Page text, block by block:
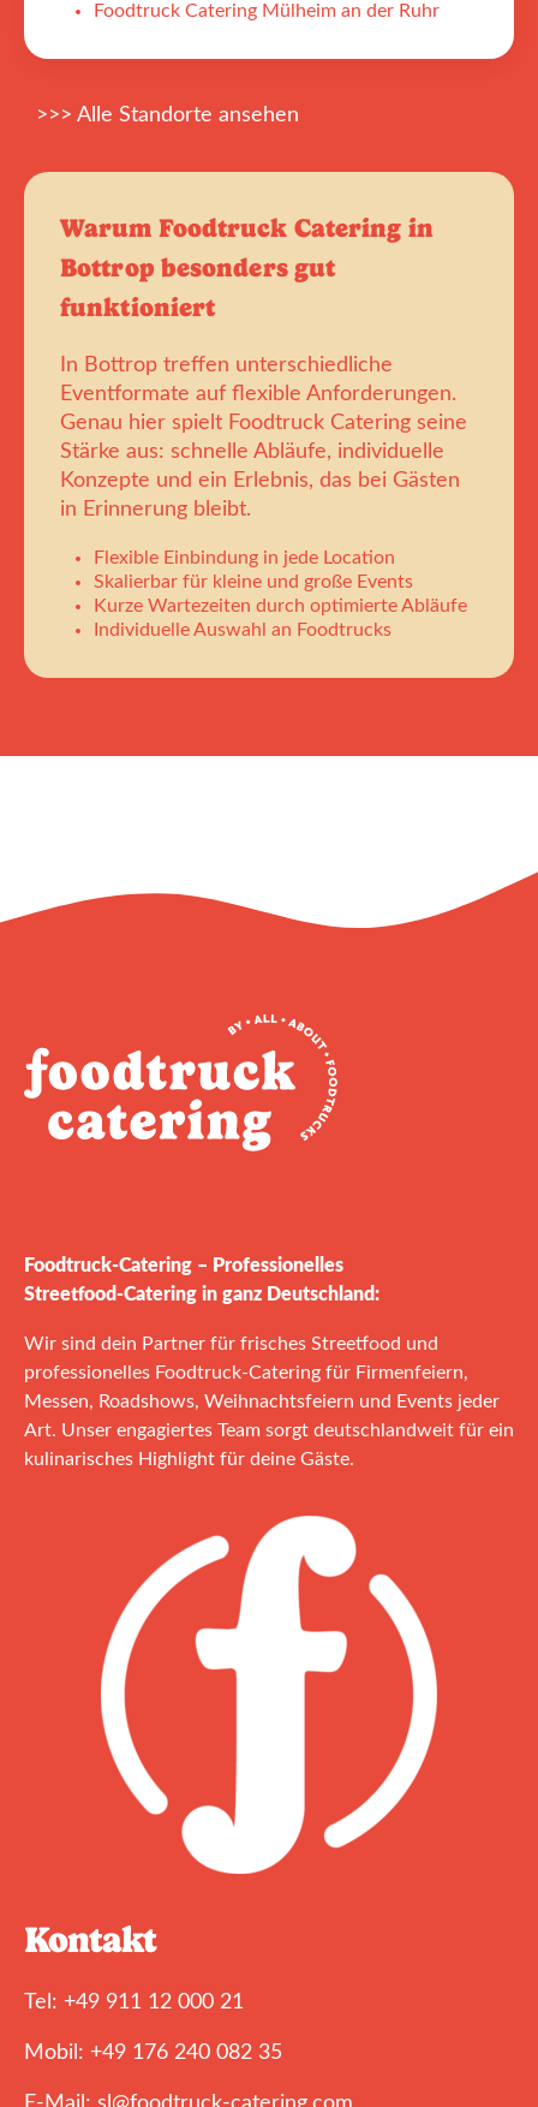
Foodtruck Catering Mülheim an der Ruhr
>>> Alle Standorte ansehen
Warum Foodtruck Catering in
Bottrop besonders gut
funktioniert
In Bottrop treffen unterschiedliche
Eventformate auf flexible Anforderungen.
Genau hier spielt Foodtruck Catering seine
Stärke aus: schnelle Abläufe, individuelle
Konzepte und ein Erlebnis, das bei Gästen
in Erinnerung bleibt.
Flexible Einbindung in jede Location
Skalierbar für kleine und große Events
Kurze Wartezeiten durch optimierte Abläufe
Individuelle Auswahl an Foodtrucks
Foodtruck‑Catering – Professionelles
Streetfood‑Catering in ganz Deutschland:
Wir sind dein Partner für frisches Streetfood und
professionelles Foodtruck‑Catering für Firmenfeiern,
Messen, Roadshows, Weihnachtsfeiern und Events jeder
Art. Unser engagiertes Team sorgt deutschlandweit für ein
kulinarisches Highlight für deine Gäste.
Kontakt
Tel: +49 911 12 000 21
Mobil: +49 176 240 082 35